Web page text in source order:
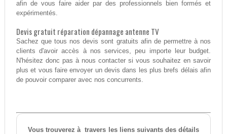
afin de vous faire aider par des professionnels bien formés et
expérimentés.
Devis gratuit réparation dépannage antenne TV
Sachez que tous nos devis sont gratuits afin de permettre à nos
clients d'avoir accès à nos services, peu importe leur budget.
N'hésitez donc pas à nous contacter si vous souhaitez en savoir
plus et vous faire envoyer un devis dans les plus brefs délais afin
de pouvoir comparer avec nos concurrents.
Vous trouverez à travers les liens suivants des détails